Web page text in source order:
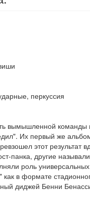
перкуссия
вымышленной команды
Их первый же
этот
панка, другие
роль
в формате
диджей Бенни